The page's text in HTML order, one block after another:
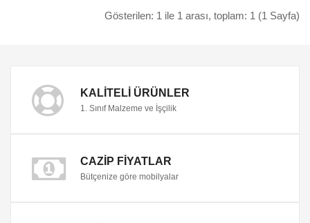
Gösterilen: 1 ile 1 arası, toplam: 1 (1 Sayfa)
KALITELI ÜRÜNLER
1. Sınıf Malzeme ve İşçilik
CAZIP FIYATLAR
Bütçenize göre mobilyalar